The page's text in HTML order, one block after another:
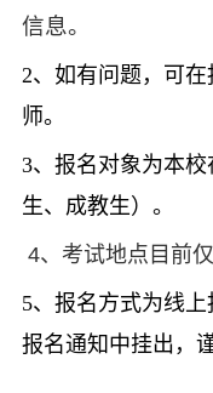
信息。
2、 如有问题，可
师。
3、 报名对象为本
生、成教生）。
4、考试地点目前
5、报名方式为线
报名通知中挂出，